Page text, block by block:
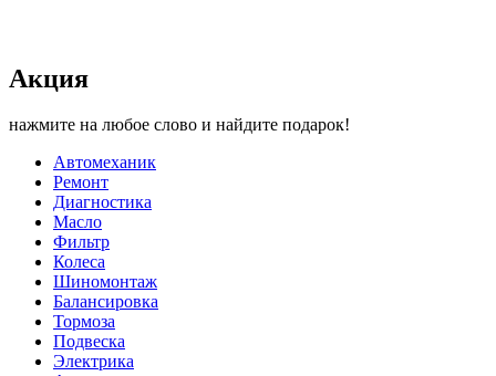
Акция
нажмите на любое слово и найдите подарок!
Автомеханик
Ремонт
Диагностика
Масло
Фильтр
Колеса
Шиномонтаж
Балансировка
Тормоза
Подвеска
Электрика